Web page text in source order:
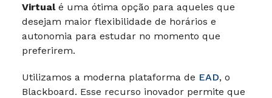
Virtualé uma ótima opção para aqueles que
desejam maior flexibilidade de horários e
autonomia para estudar no momento que
preferirem.
Utilizamos a moderna plataforma de EAD, o
Blackboard. Esse recurso inovador permite que